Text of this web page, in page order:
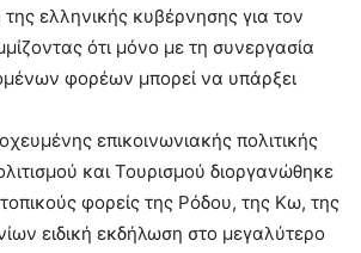
ελληνικής κυβέρνησης για τον
ότι μόνο με τη συνεργασία
φορέων μπορεί να υπάρξει
επικοινωνιακής πολιτικής
και Τουρισμού διοργανώθηκε
φορείς της Ρόδου, της Κω, της
ειδική εκδήλωση στο μεγαλύτερο